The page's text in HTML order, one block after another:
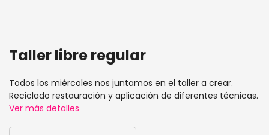
Taller libre regular
Todos los miércoles nos juntamos en el taller a crear.
Reciclado restauración y aplicación de diferentes técnicas.
Ver más detalles